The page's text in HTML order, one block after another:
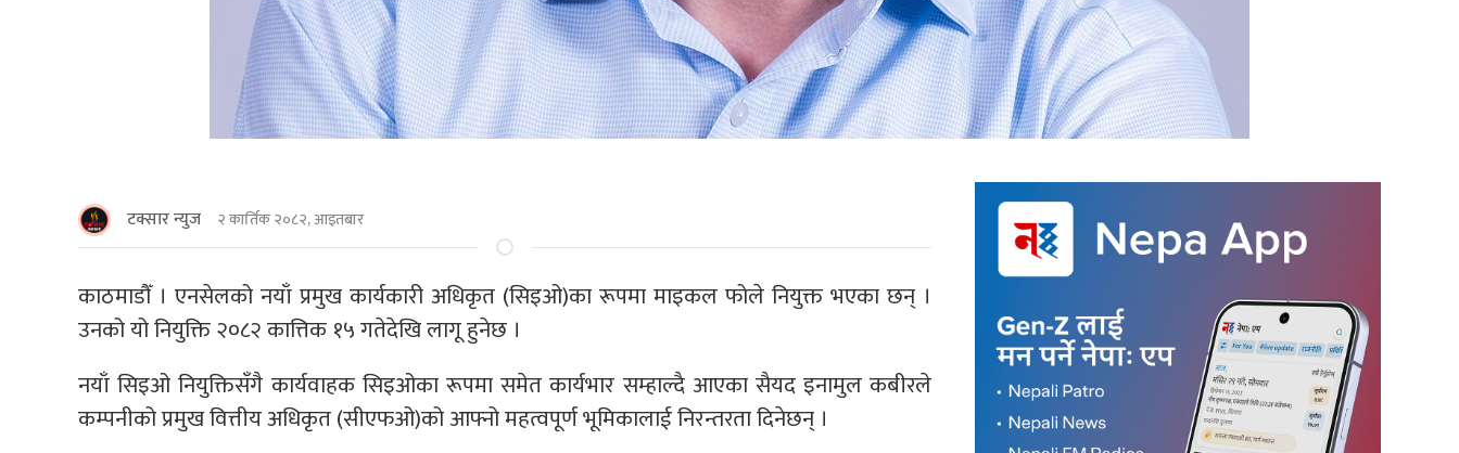
टक्सार न्युज २ कार्तिक २०८२, आइतबार
काठमाडौँ । एनसेलको नयाँ प्रमुख कार्यकारी अधिकृत (सिइओ)का रूपमा माइकल फोले नियुक्त भएका छन् ।
उनको यो नियुक्ति २०८२ कात्तिक १५ गतेदेखि लागू हुनेछ ।
नयाँ सिइओ नियुक्तिसँगै कार्यवाहक सिइओका रूपमा समेत कार्यभार सम्हाल्दै आएका सैयद इनामुल कबीरले
कम्पनीको प्रमुख वित्तीय अधिकृत (सीएफओ)को आफ्नो महत्वपूर्ण भूमिकालाई निरन्तरता दिनेछन् ।